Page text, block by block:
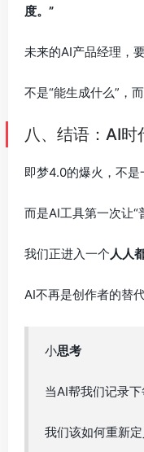
度。”
未来的AI产品经理，
不是“能生成什么”，
八、结语：AI时
即梦4.0的爆火，不是
而是AI工具第一次让“
我们正进入一个人人
AI不再是创作者的替
小思考
当AI帮我们记录下
我们该如何重新定